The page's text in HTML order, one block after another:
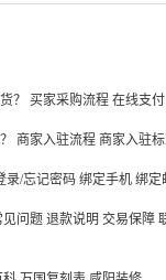
？
买家采购流程 在线支付
商家入驻流程 商家入驻
录/忘记密码 绑定手机 绑定
见问题 退款说明 交易保障